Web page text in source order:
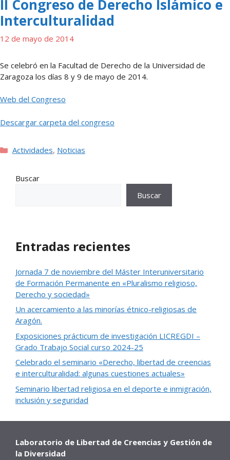
II Congreso de Derecho Islámico e
Interculturalidad
12 de mayo de 2014
Se celebró en la Facultad de Derecho de la Universidad de
Zaragoza los días 8 y 9 de mayo de 2014.
Web del Congreso
Descargar carpeta del congreso
Categorías
Actividades, Noticias
Buscar
Buscar
Entradas recientes
Jornada 7 de noviembre del Máster Interuniversitario
de Formación Permanente en «Pluralismo religioso,
Derecho y sociedad»
Un acercamiento a las minorías étnico-religiosas de
Aragón.
Exposiciones prácticum de investigación LICREGDI –
Grado Trabajo Social curso 2024-25
Celebrado el seminario «Derecho, libertad de creencias
e interculturalidad: algunas cuestiones actuales»
Seminario libertad religiosa en el deporte e inmigración,
inclusión y seguridad
Laboratorio de Libertad de Creencias y Gestión de
la Diversidad